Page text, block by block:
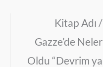
Kitap Adı /
Gazze’de Neler
Oldu “Devrim ya